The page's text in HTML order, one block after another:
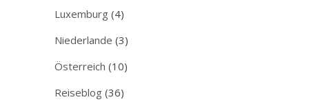
Luxemburg (4)
Niederlande (3)
Österreich (10)
Reiseblog (36)